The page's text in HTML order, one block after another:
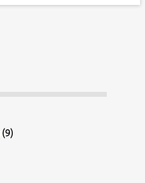
(9)